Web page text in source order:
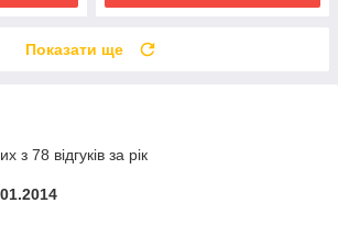
Показати ще
з 78 відгуків за рік